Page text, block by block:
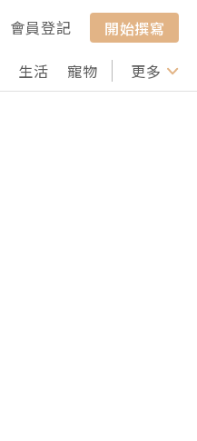
會員登記
開始撰寫
生活 寵物 行山 打卡
更多